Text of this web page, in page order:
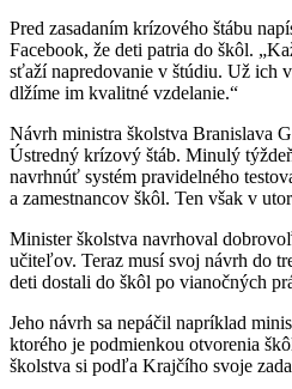
Pred zasadaním krízového štábu
Facebook, že deti patria do škôl.
sťaží napredovanie v štúdiu. Už ich
dlžíme im kvalitné vzdelanie.“
Návrh ministra školstva Branislava
Ústredný krízový štáb. Minulý
navrhnúť systém pravidelného
a zamestnancov škôl. Ten však v
Minister školstva navrhoval
učiteľov. Teraz musí svoj návrh do
deti dostali do škôl po vianočných
Jeho návrh sa nepáčil napríklad
ktorého je podmienkou otvorenia
školstva si podľa Krajčího svoje